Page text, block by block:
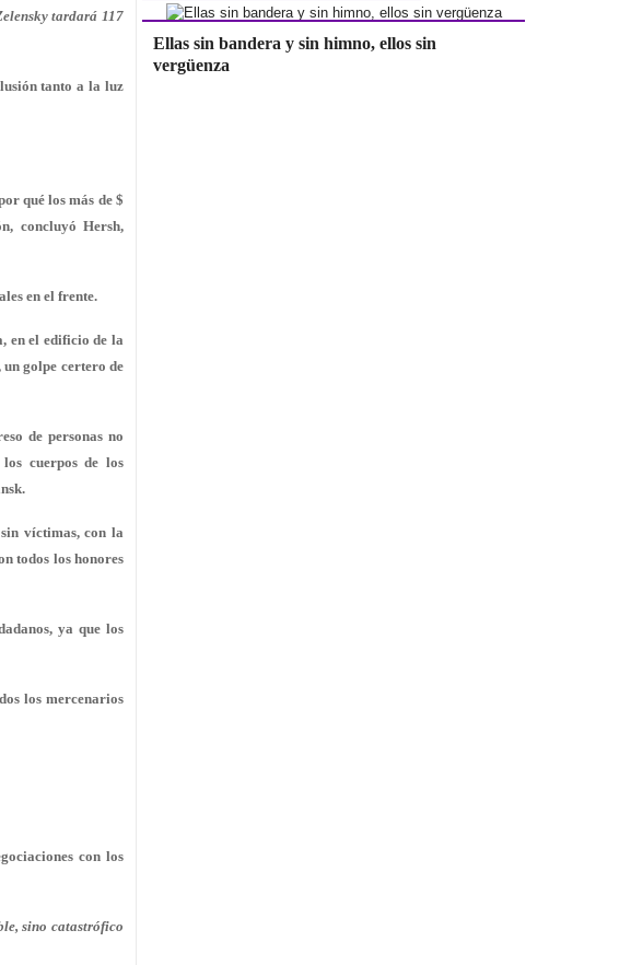
tardará 117
tanto a la luz
qué los más de $
concluyó Hersh,
en el frente.
en el edificio de la
golpe certero de
de personas no
cuerpos de los
víctimas, con la
todos los honores
ya que los
los mercenarios
con los
sino catastrófico
Ellas sin bandera y sin himno, ellos sin
vergüenza